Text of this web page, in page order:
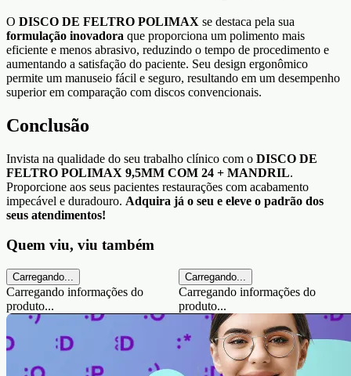
O DISCO DE FELTRO POLIMAX se destaca pela sua
formulação inovadora que proporciona um polimento mais
eficiente e menos abrasivo, reduzindo o tempo de procedimento e
aumentando a satisfação do paciente. Seu design ergonômico
permite um manuseio fácil e seguro, resultando em um desempenho
superior em comparação com discos convencionais.
Conclusão
Invista na qualidade do seu trabalho clínico com o DISCO DE
FELTRO POLIMAX 9,5MM COM 24 + MANDRIL.
Proporcione aos seus pacientes restaurações com acabamento
impecável e duradouro. Adquira já o seu e eleve o padrão dos
seus atendimentos!
Quem viu, viu também
Carregando...
Carregando informações do
produto...
Carregando...
Carregando informações do
produto...